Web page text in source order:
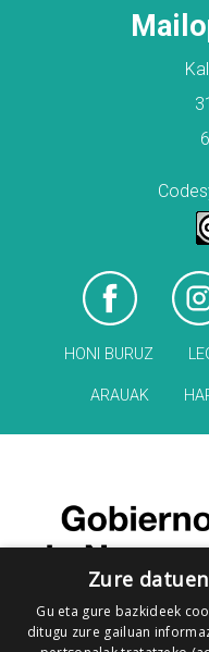
HONI BURUZ
ARAUAK
Zure
Gu eta gure bazkideek
ditugu zure gailuan